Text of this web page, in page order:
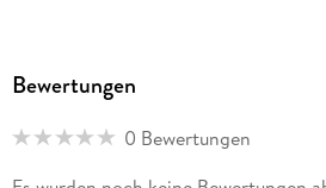
Bewertungen
0 Bewertungen